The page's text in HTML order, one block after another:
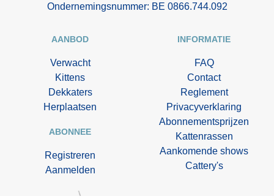
Ondernemingsnummer: BE 0866.744.092
AANBOD
Verwacht
Kittens
Dekkaters
Herplaatsen
ABONNEE
Registreren
Aanmelden
INFORMATIE
FAQ
Contact
Reglement
Privacyverklaring
Abonnementsprijzen
Kattenrassen
Aankomende shows
Cattery's